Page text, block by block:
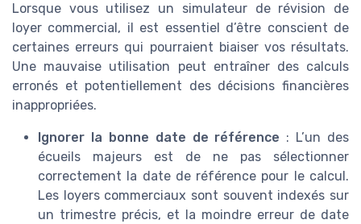
Lorsque vous utilisez un simulateur de révision de
loyer commercial, il est essentiel d’être conscient de
certaines erreurs qui pourraient biaiser vos résultats.
Une mauvaise utilisation peut entraîner des calculs
erronés et potentiellement des décisions financières
inappropriées.
Ignorer la bonne date de référence : L’un des
écueils majeurs est de ne pas sélectionner
correctement la date de référence pour le calcul.
Les loyers commerciaux sont souvent indexés sur
un trimestre précis, et la moindre erreur de date